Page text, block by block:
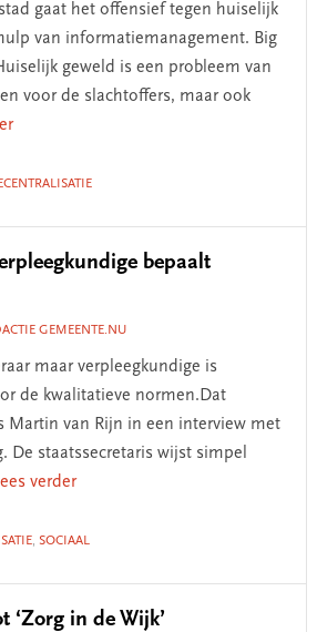
gaat het offensief tegen huiselijk
van informatiemanagement. Big
geweld is een probleem van
voor de slachtoffers, maar ook
bepaalt
GEMEENTE.NU
maar verpleegkundige is
de kwalitatieve normen.Dat
Martin van Rijn in een interview met
De staatssecretaris wijst simpel
verder
, SOCIAAL
‘Zorg in de Wijk’